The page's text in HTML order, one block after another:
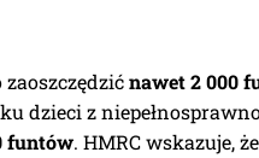
nawet 2 000
dzieci z
funtów. HMRC wskazuje,